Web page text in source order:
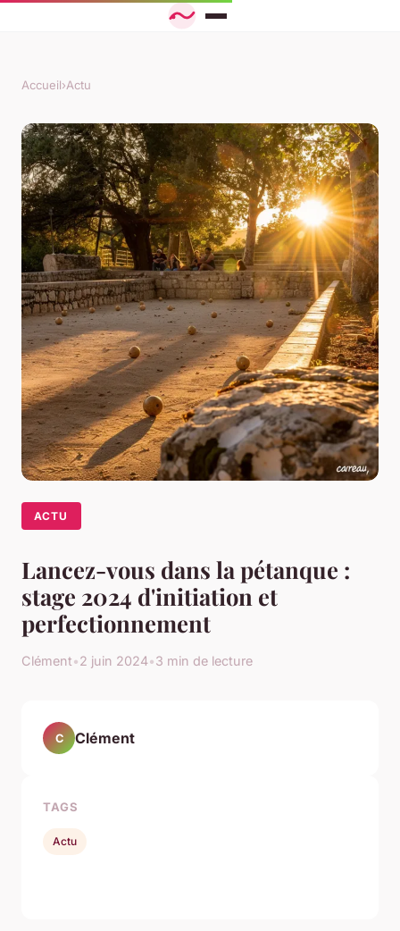
Accueil›Actu
ACTU
Lancez-vous dans la pétanque :
stage 2024 d'initiation et
perfectionnement
Clément•2 juin 2024•3 min de lecture
C Clément
TAGS
Actu